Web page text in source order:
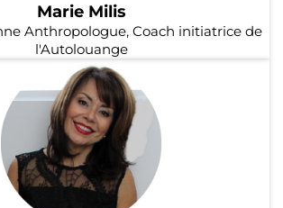
Marie Milis
Anthropologue, Coach initiatrice de
l'Autolouange